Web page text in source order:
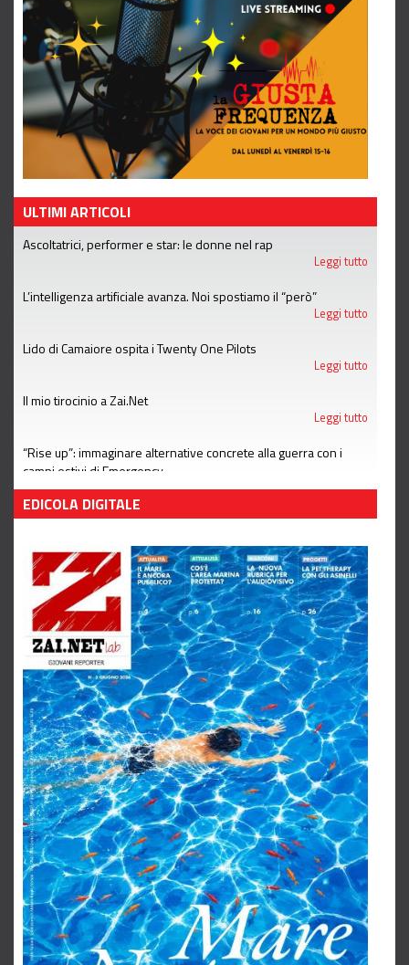
ULTIMI ARTICOLI
Ascoltatrici, performer e star: le donne nel rap
Leggi tutto
L’intelligenza artificiale avanza. Noi spostiamo il “però”
Leggi tutto
Lido di Camaiore ospita i Twenty One Pilots
Leggi tutto
Il mio tirocinio a Zai.Net
Leggi tutto
“Rise up”: immaginare alternative concrete alla guerra con i
campi estivi di Emergency
Leggi tutto
EDICOLA DIGITALE